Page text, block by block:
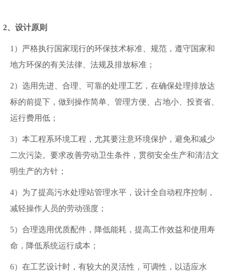
2、设计原则
1）严格执行国家现行的环保技术标准、规范，遵守国家和
地方环保的有关法律、法规及排放标准；
2）选用先进、合理、可靠的处理工艺，在确保处理排放达
标的前提下，做到操作简单、管理方便、占地小、投资省、
运行费用低；
3）本工程系环境工程，尤其要注意环境保护，避免和减少
二次污染。要求改善劳动卫生条件，贯彻安全生产和清洁文
明生产的方针；
4）为了提高污水处理站管理水平，设计全自动程序控制，
减轻操作人员的劳动强度；
5）合理选用优质配件，降低能耗，提高工作效益和使用寿
命，降低系统运行成本；
6）在工艺设计时，有较大的灵活性，可调性，以适应水